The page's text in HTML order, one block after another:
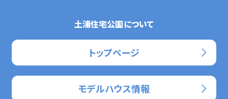
土浦住宅公園について
トップページ
モデルハウス情報